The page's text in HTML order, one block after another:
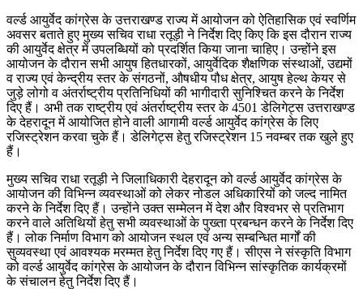
वर्ल्ड आयुर्वेद कांग्रेस के उत्तराखण्ड राज्य में आयोजन को ऐतिहासिक एवं स्वर्णिम
अवसर बताते हुए मुख्य सचिव राधा रतूड़ी ने निर्देश दिए किए कि इस दौरान राज्य
की आयुर्वेद क्षेत्र में उपलब्धियों को प्रदर्शित किया जाना चाहिए। उन्होंने इस
आयोजन के दौरान सभी आयुष हितधारकों, आयुर्वेदिक शैक्षणिक संस्थाओं, उद्यमों
व राज्य एवं केन्द्रीय स्तर के संगठनों, औषधीय पौध क्षेत्र, आयुष हेल्थ केयर से
जुड़े लोगो व अंतर्राष्ट्रीय प्रतिनिधियों की भागीदारी सुनिश्चित करने के निर्देश
दिए हैं। अभी तक राष्ट्रीय एवं अंतर्राष्ट्रीय स्तर के 4501 डेलिगेट्स उत्तराखण्ड
के देहरादून में आयोजित होने वाली आगामी वर्ल्ड आयुर्वेद कांग्रेस के लिए
रजिस्ट्रेशन करवा चुके हैं। डेलिगेट्स हेतु रजिस्ट्रेशन 15 नवम्बर तक खुले हुए
हैं।
मुख्य सचिव राधा रतूड़ी ने जिलाधिकारी देहरादून को वर्ल्ड आयुर्वेद कांग्रेस के
आयोजन की विभिन्न व्यवस्थाओं को लेकर नोडल अधिकारियों को जल्द नामित
करने के निर्देश दिए हैं। उन्होंने उक्त सम्मेलन में देश और विश्वभर से प्रतिभाग
करने वाले अतिथियों हेतु सभी व्यवस्थाओं के पुख्ता प्रबन्धन करने के निर्देश दिए
हैं। लोक निर्माण विभाग को आयोजन स्थल एवं अन्य सम्बन्धित मार्गों की
सुव्यवस्था एवं आवश्यक मरम्मत हेतु निर्देश दिए गए हैं। सीएस ने संस्कृति विभाग
को वर्ल्ड आयुर्वेद कांग्रेस के आयोजन के दौरान विभिन्न सांस्कृतिक कार्यक्रमों
के संचालन हेतु निर्देश दिए हैं।